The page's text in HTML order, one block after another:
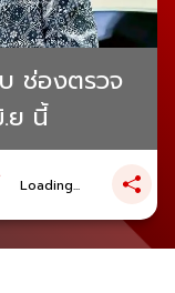
ช่องตรวจ
ย นี้
Loading...